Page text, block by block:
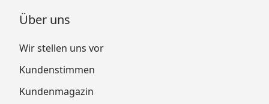
Über uns
Wir stellen uns vor
Kundenstimmen
Kundenmagazin